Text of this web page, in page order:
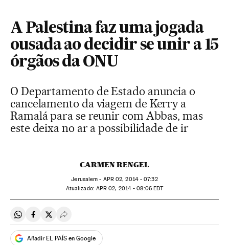
A Palestina faz uma jogada
ousada ao decidir se unir a 15
órgãos da ONU
O Departamento de Estado anuncia o
cancelamento da viagem de Kerry a
Ramalá para se reunir com Abbas, mas
este deixa no ar a possibilidade de ir
CARMEN RENGEL
Jerusalem - APR02, 2014 - 07:32
atualizado: APR 02, 2014 - 08:06EDT
Compartir en Whatsapp
Compartir en Facebook
Compartir en Twitter
Desplegar Redes Sociales
Añadir EL PAÍS en Google